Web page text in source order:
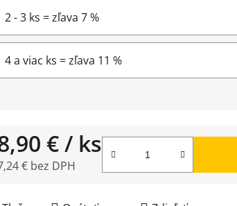
2 - 3 ks = zľava 7 %
4 a viac ks = zľava 11 %
€/ ks
€ bez DPH